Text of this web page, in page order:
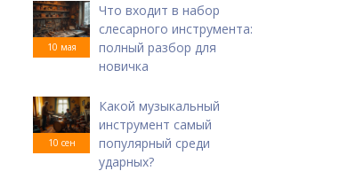
10 мая
Что входит в набор
слесарного инструмента:
полный разбор для
новичка
10 сен
Какой музыкальный
инструмент самый
популярный среди
ударных?